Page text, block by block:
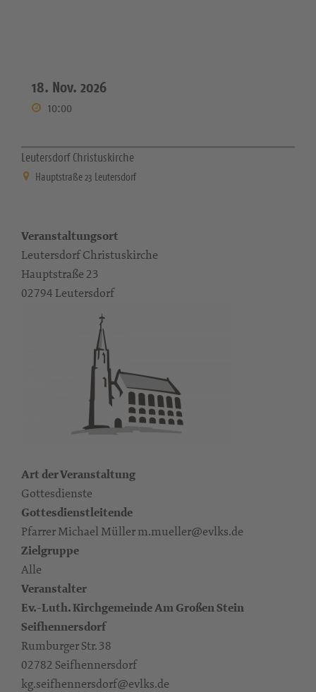
18. Nov. 2026
10:00
Leutersdorf Christuskirche
Hauptstraße 23 Leutersdorf
Veranstaltungsort
Leutersdorf Christuskirche
Hauptstraße 23
02794 Leutersdorf
Art der Veranstaltung
Gottesdienste
Gottesdienstleitende
Pfarrer Michael Müller m.mueller@evlks.de
Zielgruppe
Alle
Veranstalter
Ev.-Luth. Kirchgemeinde Am Großen Stein
Seifhennersdorf
Rumburger Str. 38
02782 Seifhennersdorf
kg.seifhennersdorf@evlks.de